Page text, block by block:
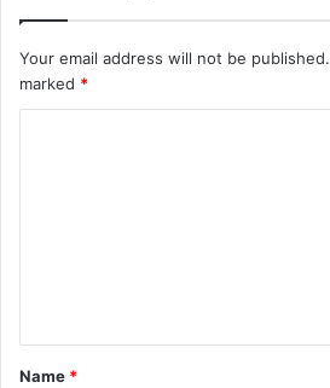
Your email address will not be published.
marked *
Name *